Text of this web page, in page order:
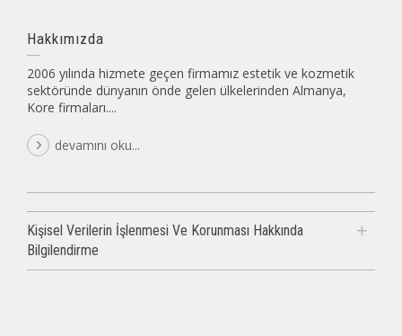
Hakkımızda
2006 yılında hizmete geçen firmamız estetik ve kozmetik
sektöründe dünyanın önde gelen ülkelerinden Almanya,
Kore firmaları....
devamını oku...
Kişisel Verilerin İşlenmesi Ve Korunması Hakkında
Bilgilendirme